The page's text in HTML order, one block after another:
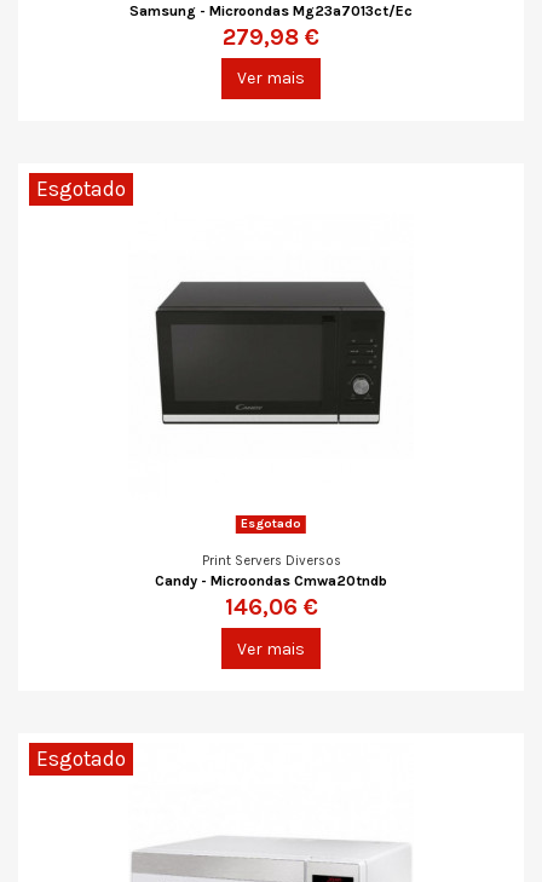
Samsung - Microondas Mg23a7013ct/Ec
279,98 €
Ver mais
Esgotado
Esgotado
Print Servers Diversos
Candy - Microondas Cmwa20tndb
146,06 €
Ver mais
Esgotado